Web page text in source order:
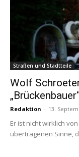
Straßen und Stadtteile
Wolf
Redaktion - 13.
Er ist nicht wirklich
übertragenen Sinne,